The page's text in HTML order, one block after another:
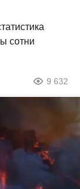
сотни
9 632